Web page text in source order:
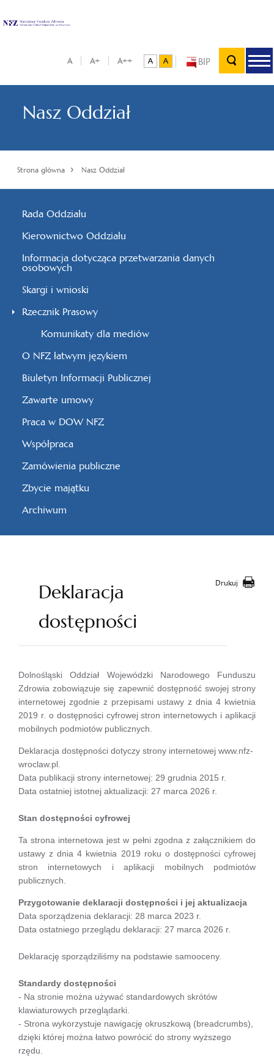
BIP
A A+ A++
Nasz Oddział
Strona główna › Nasz Oddział
Rada Oddziału
Kierownictwo Oddziału
Informacja dotycząca przetwarzania danych
osobowych
Skargi i wnioski
Rzecznik Prasowy
Komunikaty dla mediów
O NFZ łatwym językiem
Biuletyn Informacji Publicznej
Zawarte umowy
Praca w DOW NFZ
Współpraca
Zamówienia publiczne
Zbycie majątku
Archiwum
Drukuj
Deklaracja
dostępności
Dolnośląski Oddział Wojewódzki Narodowego Funduszu
Zdrowia zobowiązuje się zapewnić dostępność swojej strony
internetowej zgodnie z przepisami ustawy z dnia 4 kwietnia
2019 r. o dostępności cyfrowej stron internetowych i aplikacji
mobilnych podmiotów publicznych.
Deklaracja dostępności dotyczy strony internetowej www.nfz-
wroclaw.pl.
Data publikacji strony internetowej: 29 grudnia 2015 r.
Data ostatniej istotnej aktualizacji: 27 marca 2026 r.
Stan dostępności cyfrowej
Ta strona internetowa jest w pełni zgodna z załącznikiem do
ustawy z dnia 4 kwietnia 2019 roku o dostępności cyfrowej
stron internetowych i aplikacji mobilnych podmiotów
publicznych.
Przygotowanie deklaracji dostępności i jej aktualizacja
Data sporządzenia deklaracji: 28 marca 2023 r.
Data ostatniego przeglądu deklaracji: 27 marca 2026 r.
Deklarację sporządziliśmy na podstawie samooceny.
Standardy dostępności
- Na stronie można używać standardowych skrótów
klawiaturowych przeglądarki.
- Strona wykorzystuje nawigację okruszkową (breadcrumbs),
dzięki której można łatwo powrócić do strony wyższego
rzędu.